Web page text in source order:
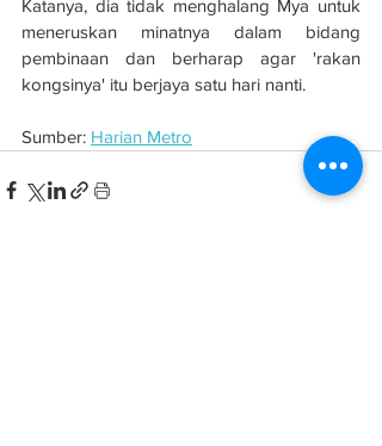
Katanya, dia tidak menghalang Mya untuk
meneruskan minatnya dalam bidang
pembinaan dan berharap agar 'rakan
kongsinya' itu berjaya satu hari nanti.
Sumber: Harian Metro